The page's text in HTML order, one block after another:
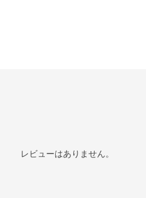
レビューはありません。